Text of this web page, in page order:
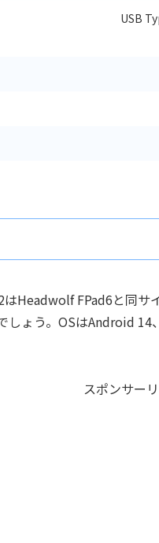
USB
Headwolf FPad6と同サ
しょう。OSはAndroid
スポンサー